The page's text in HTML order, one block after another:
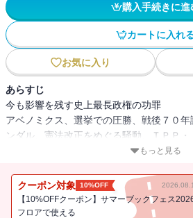
購入手続きに進
カートに入れ
お気に入り
あらすじ
今も影響を残す史上最長政権の功罪
アベノミクス、選挙での圧勝、戦後７０
ンダル、憲法改正をめぐる騒動、ＴＰＰ
という例をみない長期政権の評価は、いま
倍」かに二分された。この政権は、結局、
したのか？ 『新型コロナ対応民間臨時調
０年検証委員会』など、話題のレポートを
もっと見る
クーポン対象 10%OFF
【10%OFFクーポン】サマーブックフェス
フロアで使える